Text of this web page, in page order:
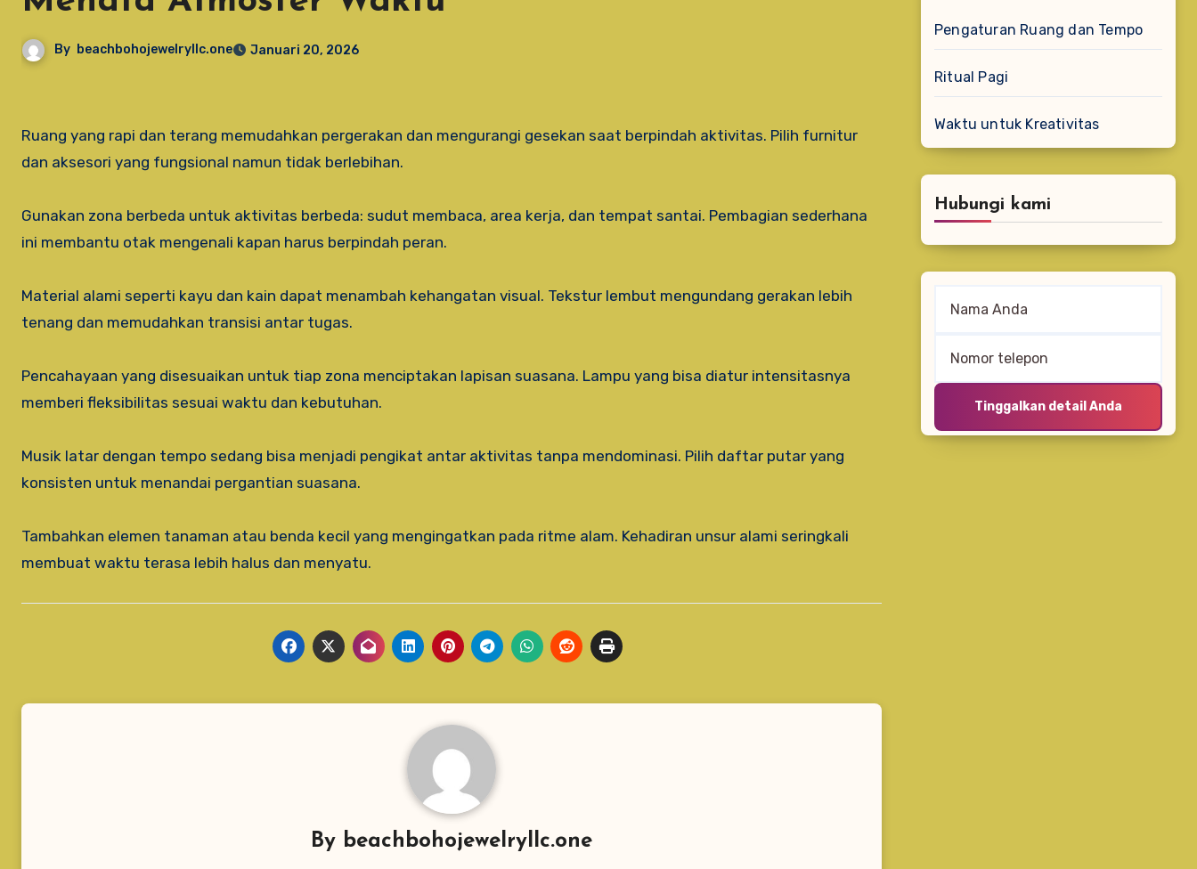
By beachbohojewelryllc.one Januari 20, 2026
Ruang yang rapi dan terang memudahkan pergerakan dan mengurangi gesekan saat berpindah aktivitas. Pilih furnitur
dan aksesori yang fungsional namun tidak berlebihan.
Gunakan zona berbeda untuk aktivitas berbeda: sudut membaca, area kerja, dan tempat santai. Pembagian sederhana
ini membantu otak mengenali kapan harus berpindah peran.
Material alami seperti kayu dan kain dapat menambah kehangatan visual. Tekstur lembut mengundang gerakan lebih
tenang dan memudahkan transisi antar tugas.
Pencahayaan yang disesuaikan untuk tiap zona menciptakan lapisan suasana. Lampu yang bisa diatur intensitasnya
memberi fleksibilitas sesuai waktu dan kebutuhan.
Musik latar dengan tempo sedang bisa menjadi pengikat antar aktivitas tanpa mendominasi. Pilih daftar putar yang
konsisten untuk menandai pergantian suasana.
Tambahkan elemen tanaman atau benda kecil yang mengingatkan pada ritme alam. Kehadiran unsur alami seringkali
membuat waktu terasa lebih halus dan menyatu.
By beachbohojewelryllc.one
Pengaturan Ruang dan Tempo
Ritual Pagi
Waktu untuk Kreativitas
Hubungi kami